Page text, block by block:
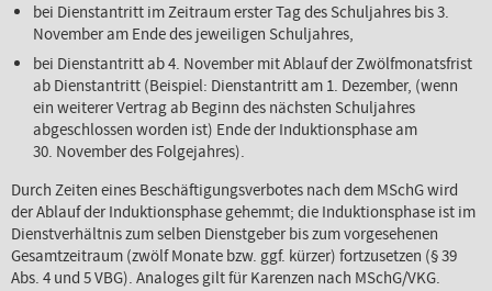
bei Dienstantritt im Zeitraum erster Tag des Schuljahres bis 3.
November am Ende des jeweiligen Schuljahres,
bei Dienstantritt ab 4. November mit Ablauf der Zwölfmonatsfrist
ab Dienstantritt (Beispiel: Dienstantritt am 1. Dezember, (wenn
ein weiterer Vertrag ab Beginn des nächsten Schuljahres
abgeschlossen worden ist) Ende der Induktionsphase am
30. November des Folgejahres).
Durch Zeiten eines Beschäftigungsverbotes nach dem MSchG wird
der Ablauf der Induktionsphase gehemmt; die Induktionsphase ist im
Dienstverhältnis zum selben Dienstgeber bis zum vorgesehenen
Gesamtzeitraum (zwölf Monate bzw. ggf. kürzer) fortzusetzen (§ 39
Abs. 4 und 5 VBG). Analoges gilt für Karenzen nach MSchG/VKG.